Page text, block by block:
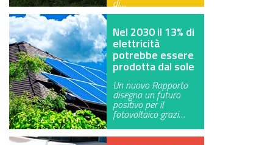
di…
Nel 2030 il 13% di
elettricità
potrebbe essere
prodotta dal sole
Un nuovo Rapporto
disegna un futuro
positivo per il
fotovoltaico grazi…